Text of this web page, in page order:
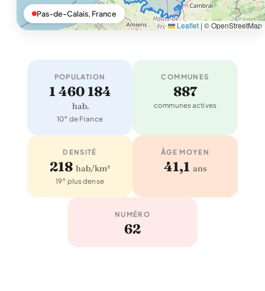
Leaflet | © OpenStreetMap
Pas-de-Calais, France
POPULATION
1 460 184
hab.
10e de France
COMMUNES
887
communes actives
DENSITÉ
218 hab/km²
19 e plus dense
ÂGE MOYEN
41,1 ans
NUMÉRO
62